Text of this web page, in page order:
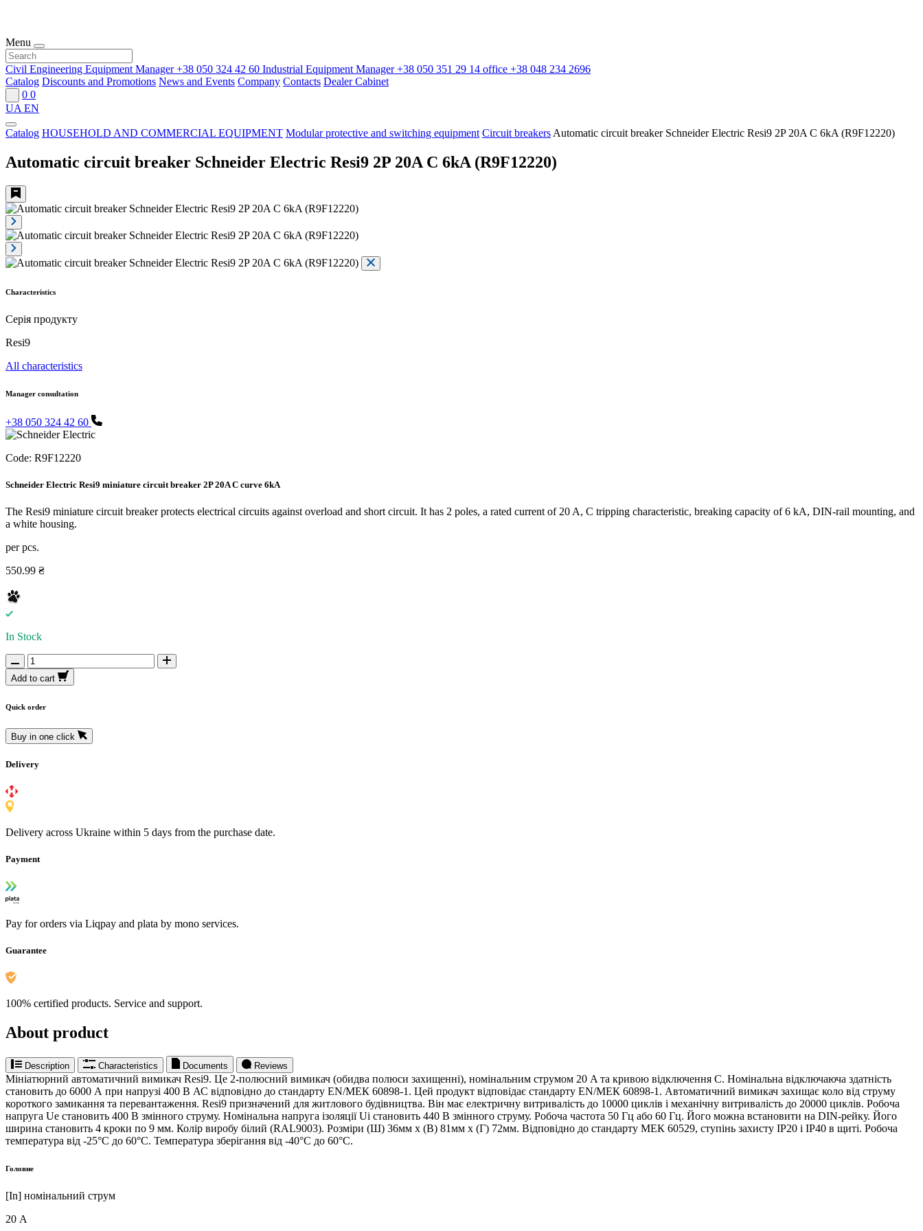
Menu
Civil Engineering Equipment Manager+38 050 324 42 60 Industrial Equipment Manager+38 050 351 29 14 office +38 048 234 2696
Catalog Discounts and Promotions News and Events Company Contacts Dealer Cabinet
0 0
UA EN
Catalog HOUSEHOLD AND COMMERCIAL EQUIPMENT Modular protective and switching equipment Circuit breakers Automatic circuit breaker Schneider Electric Resi9 2P 20A C 6kA (R9F12220)
Automatic circuit breaker Schneider Electric Resi9 2P 20A C 6kA (R9F12220)
Characteristics
Серія продукту
Resi9
All characteristics
Manager consultation
+38 050 324 42 60
Code: R9F12220
Schneider Electric Resi9 miniature circuit breaker 2P 20A C curve 6kA
The Resi9 miniature circuit breaker protects electrical circuits against overload and short circuit. It has 2 poles, a rated current of 20 A, C tripping characteristic, breaking capacity of 6 kA, DIN-rail mounting, and
a white housing.
per pcs.
550.99 ₴
In Stock
Add to cart
Quick order
Buy in one click
Delivery
Delivery across Ukraine within 5 days from the purchase date.
Payment
Pay for orders via Liqpay and plata by mono services.
Guarantee
100% certified products. Service and support.
About product
Description Characteristics Documents Reviews
Мініатюрний автоматичний вимикач Resi9. Це 2-полюсний вимикач (обидва полюси захищенні), номінальним струмом 20 A та кривою відключення C. Номінальна відключаюча здатність
становить до 6000 А при напрузі 400 В АС відповідно до стандарту EN/МЕК 60898-1. Цей продукт відповідає стандарту EN/МЕК 60898-1. Автоматичний вимикач захищає коло від струму
короткого замикання та перевантаження. Resi9 призначений для житлового будівництва. Він має електричну витривалість до 10000 циклів і механічну витривалість до 20000 циклів. Робоча
напруга Ue становить 400 В змінного струму. Номінальна напруга ізоляції Ui становить 440 В змінного струму. Робоча частота 50 Гц або 60 Гц. Його можна встановити на DIN-рейку. Його
ширина становить 4 кроки по 9 мм. Колір виробу білий (RAL9003). Розміри (Ш) 36мм х (В) 81мм х (Г) 72мм. Відповідно до стандарту МЕК 60529, ступінь захисту IP20 і IP40 в щиті. Робоча
температура від -25°C до 60°C. Температура зберігання від -40°C до 60°C.
Головне
[In] номінальний струм
20 А